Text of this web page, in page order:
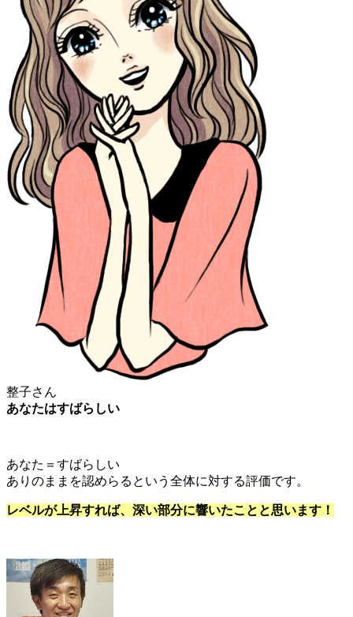
整子さん
あなたはすばらしい
あなた＝すばらしい
ありのままを認めらるという全体に対する評価です。
レベルが上昇すれば、深い部分に響いたことと思います！